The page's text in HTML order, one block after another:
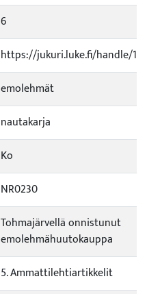
6
https://jukuri.luke.fi/handle/
emolehmät
nautakarja
Ko
NR0230
Tohmajärvellä onnistunut
emolehmähuutokauppa
5. Ammattilehtiartikkelit